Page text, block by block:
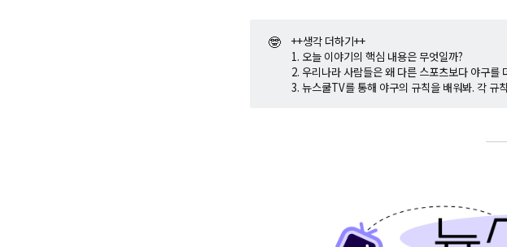
🤓
++생각 더하기++
1. 오늘 이야기의 핵심 내용은 무엇일까?
2. 우리나라 사람들은 왜 다른 스포츠보다 야구를
3. 뉴스쿨TV를 통해 야구의 규칙을 배워봐. 각 규